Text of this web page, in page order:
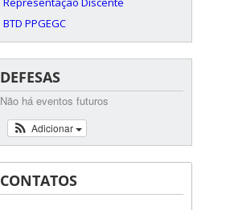
BTD PPGEGC
DEFESAS
Não há eventos futuros
Adicionar
CONTATOS